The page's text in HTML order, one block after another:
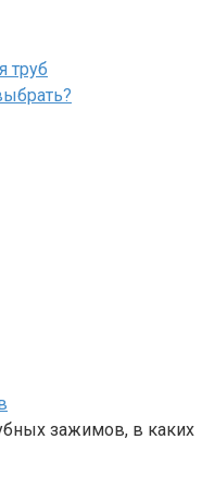
труб
зажимов, в каких